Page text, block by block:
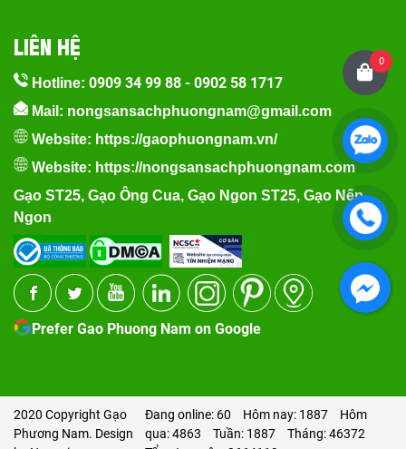
LIÊN HỆ
Hotline: 0909 34 99 88 - 0902 58 1717
Mail: nongsansachphuongnam@gmail.com
Website: https://gaophuongnam.vn/
Website: https://nongsansachphuongnam.com
Gạo ST25, Gạo Ông Cua, Gạo Ngon ST25, Gạo Nếp
Ngon
Prefer Gao Phuong Nam on Google
2020 Copyright Gạo
Phương Nam. Design
Đang online: 60 Hôm nay: 1887
Hôm
qua: 4863
Tuần: 1887
Tháng: 46372
0